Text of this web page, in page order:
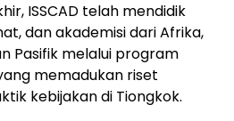
ISSCAD telah mendidik
dan akademisi dari Afrika,
Pasifik melalui program
memadukan riset
kebijakan di Tiongkok.